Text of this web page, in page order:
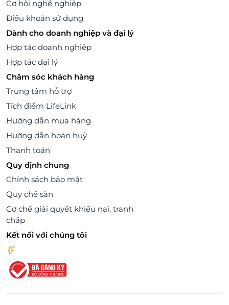
Cơ hội nghề nghiệp
Điều khoản sử dụng
Dành cho doanh nghiệp và đại lý
Hợp tác doanh nghiệp
Hợp tác đại lý
Chăm sóc khách hàng
Trung tâm hỗ trợ
Tích điểm LifeLink
Hướng dẫn mua hàng
Hướng dẫn hoàn huỷ
Thanh toán
Quy định chung
Chính sách bảo mật
Quy chế sàn
Cơ chế giải quyết khiếu nại, tranh
chấp
Kết nối với chúng tôi